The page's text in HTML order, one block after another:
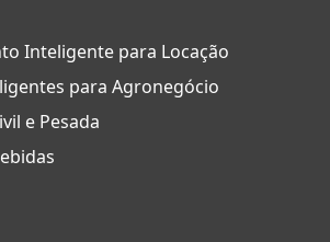
Inteligente para Locação
para Agronegócio
e Pesada